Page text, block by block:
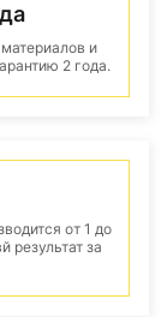
и
2 года.
от 1 до
результат за